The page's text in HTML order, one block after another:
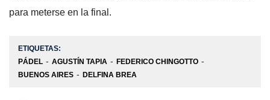
para meterse en la final.
ETIQUETAS:
PÁDEL
AGUSTÍN TAPIA
FEDERICO CHINGOTTO
BUENOS AIRES
DELFINA BREA